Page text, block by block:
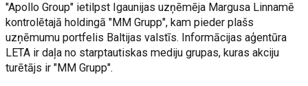
"Apollo Group" ietilpst Igaunijas uzņēmēja Margusa Linnamē
kontrolētajā holdingā "MM Grupp", kam pieder plašs
uzņēmumu portfelis Baltijas valstīs. Informācijas aģentūra
LETA ir daļa no starptautiskas mediju grupas, kuras akciju
turētājs ir "MM Grupp".